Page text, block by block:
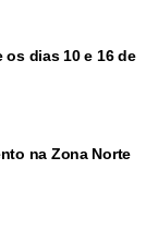
os dias 10 e 16 de
na Zona Norte